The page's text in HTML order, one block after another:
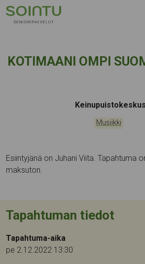
Hyppää sisältöön
KOTIMAANI OMPI
Tapahtumapaikka:
Keinupuistokeskus
Kategoriat:
Musiikki
Esiintyjänä on Juhani Viita. Tapahtuma
maksuton.
Tapahtuman tiedot
Tapahtuma-aika
pe 2.12.2022 13:30